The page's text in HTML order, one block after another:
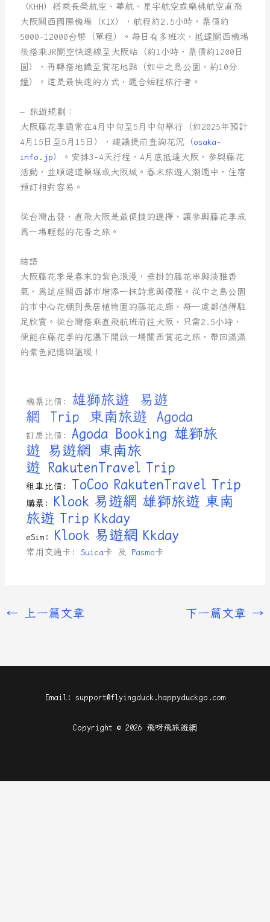
（KHH）搭乘長榮航空、華航、星宇航空或樂桃航空直飛
大阪關西國際機場（KIX），航程約2.5小時，票價約
5000-12000台幣（單程）。每日有多班次，抵達關西機場
後搭乘JR關空快速線至大阪站（約1小時，票價約1200日
圓），再轉搭地鐵至賞花地點（如中之島公園，約10分
鐘）。這是最快速的方式，適合短程旅行者。
– 旅遊規劃：
大阪藤花季通常在4月中旬至5月中旬舉行（如2025年預計
4月15日至5月15日），建議提前查詢花況（osaka-
info.jp）。安排3-4天行程，4月底抵達大阪，參與藤花
活動，並順遊道頓堀或大阪城。春末旅遊人潮適中，住宿
預訂相對容易。
從台灣出發，直飛大阪是最便捷的選擇，讓參與藤花季成
為一場輕鬆的花香之旅。
結語
大阪藤花季是春末的紫色浪漫，垂掛的藤花串與淡雅香
氣，為這座關西都市增添一抹詩意與優雅。從中之島公園
的市中心花棚到長居植物園的藤花走廊，每一處都值得駐
足欣賞。從台灣搭乘直飛航班前往大阪，只需2.5小時，
便能在藤花季的花瀑下開啟一場關西賞花之旅，帶回滿滿
的紫色記憶與溫暖！
機票比價: 雄獅旅遊
易遊
網
Trip 東南旅遊 Agoda
訂房比價:Agoda Booking 雄獅旅
遊 易遊網 東南旅
遊 RakutenTravel Trip
租車比價: ToCoo RakutenTravel Trip
購票: Klook 易遊網 雄獅旅遊 東南
旅遊 Trip Kkday
eSim: Klook 易遊網 Kkday
常用交通卡:Suica卡 及Pasmo卡
← 上一篇文章 下一篇文章 →
Email: support@flyingduck.happyduckgo.com
Copyright © 2026 飛呀飛旅遊網